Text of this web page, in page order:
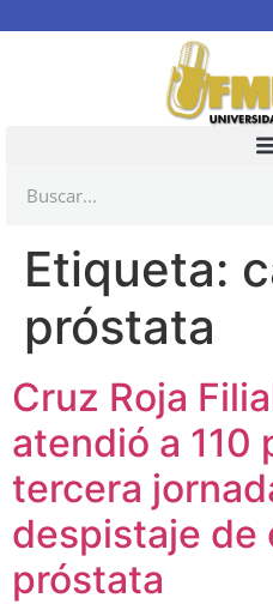
Etiqueta:
próstata
Cruz Roja
atendió a 110
tercera
despistaje de
próstata